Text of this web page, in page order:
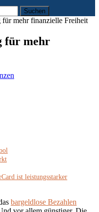
mehr finanzielle Freiheit
für mehr
ist leistungsstarker
bargeldlose Bezahlen